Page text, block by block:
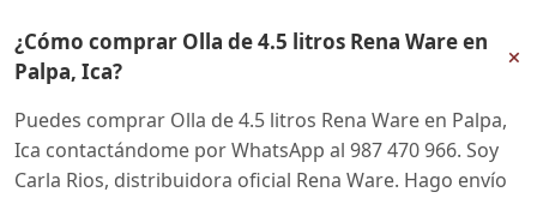
¿Cómo comprar Olla de 4.5 litros Rena Ware en
Palpa, Ica?
+
Puedes comprar Olla de 4.5 litros Rena Ware en Palpa,
Ica contactándome por WhatsApp al 987 470 966. Soy
Carla Rios, distribuidora oficial Rena Ware. Hago envío